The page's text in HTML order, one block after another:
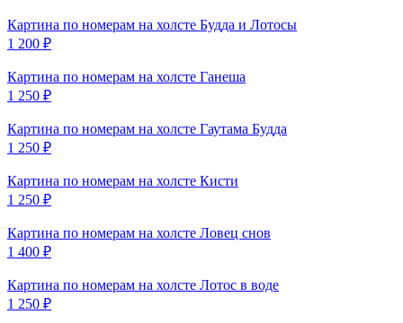
Картина по номерам на холсте Будда и Лотосы
1 200 ₽
Картина по номерам на холсте Ганеша
1 250 ₽
Картина по номерам на холсте Гаутама Будда
1 250 ₽
Картина по номерам на холсте Кисти
1 250 ₽
Картина по номерам на холсте Ловец снов
1 400 ₽
Картина по номерам на холсте Лотос в воде
1 250 ₽